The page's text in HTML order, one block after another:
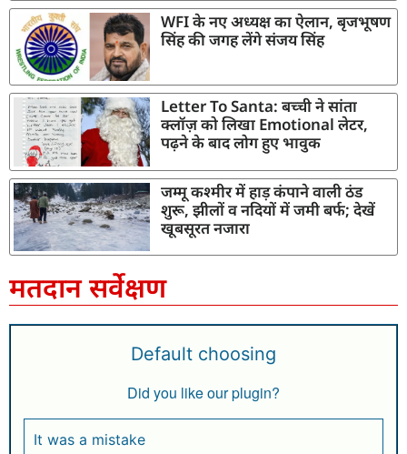
WFI के नए अध्यक्ष का ऐलान, बृजभूषण
सिंह की जगह लेंगे संजय सिंह
Letter To Santa: बच्ची ने सांता
क्लॉज़ को लिखा Emotional लेटर,
पढ़ने के बाद लोग हुए भावुक
जम्मू कश्मीर में हाड़ कंपाने वाली ठंड
शुरू, झीलों व नदियों में जमी बर्फ; देखें
खूबसूरत नजारा
मतदान सर्वेक्षण
Default choosing
Did you like our plugin?
It was a mistake